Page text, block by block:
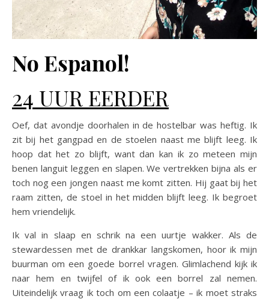
No Espanol!
24 UUR EERDER
Oef, dat avondje doorhalen in de hostelbar was heftig. Ik
zit bij het gangpad en de stoelen naast me blijft leeg. Ik
hoop dat het zo blijft, want dan kan ik zo meteen mijn
benen languit leggen en slapen. We vertrekken bijna als er
toch nog een jongen naast me komt zitten. Hij gaat bij het
raam zitten, de stoel in het midden blijft leeg. Ik begroet
hem vriendelijk.
Ik val in slaap en schrik na een uurtje wakker. Als de
stewardessen met de drankkar langskomen, hoor ik mijn
buurman om een goede borrel vragen. Glimlachend kijk ik
naar hem en twijfel of ik ook een borrel zal nemen.
Uiteindelijk vraag ik toch om een colaatje – ik moet straks